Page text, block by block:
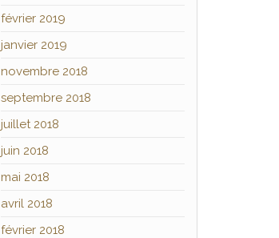
février 2019
janvier 2019
novembre 2018
septembre 2018
juillet 2018
juin 2018
mai 2018
avril 2018
février 2018